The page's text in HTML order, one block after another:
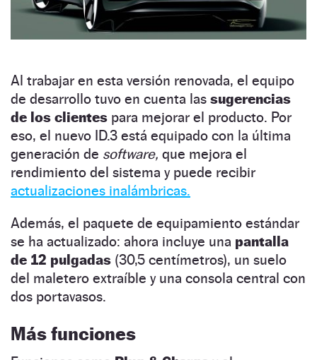
Al trabajar en esta versión renovada, el equipo
de desarrollo tuvo en cuenta las sugerencias
de los clientes para mejorar el producto. Por
eso, el nuevo ID.3 está equipado con la última
generación de software, que mejora el
rendimiento del sistema y puede recibir
actualizaciones inalámbricas.
Además, el paquete de equipamiento estándar
se ha actualizado: ahora incluye una pantalla
de 12 pulgadas (30,5 centímetros), un suelo
del maletero extraíble y una consola central con
dos portavasos.
Más funciones